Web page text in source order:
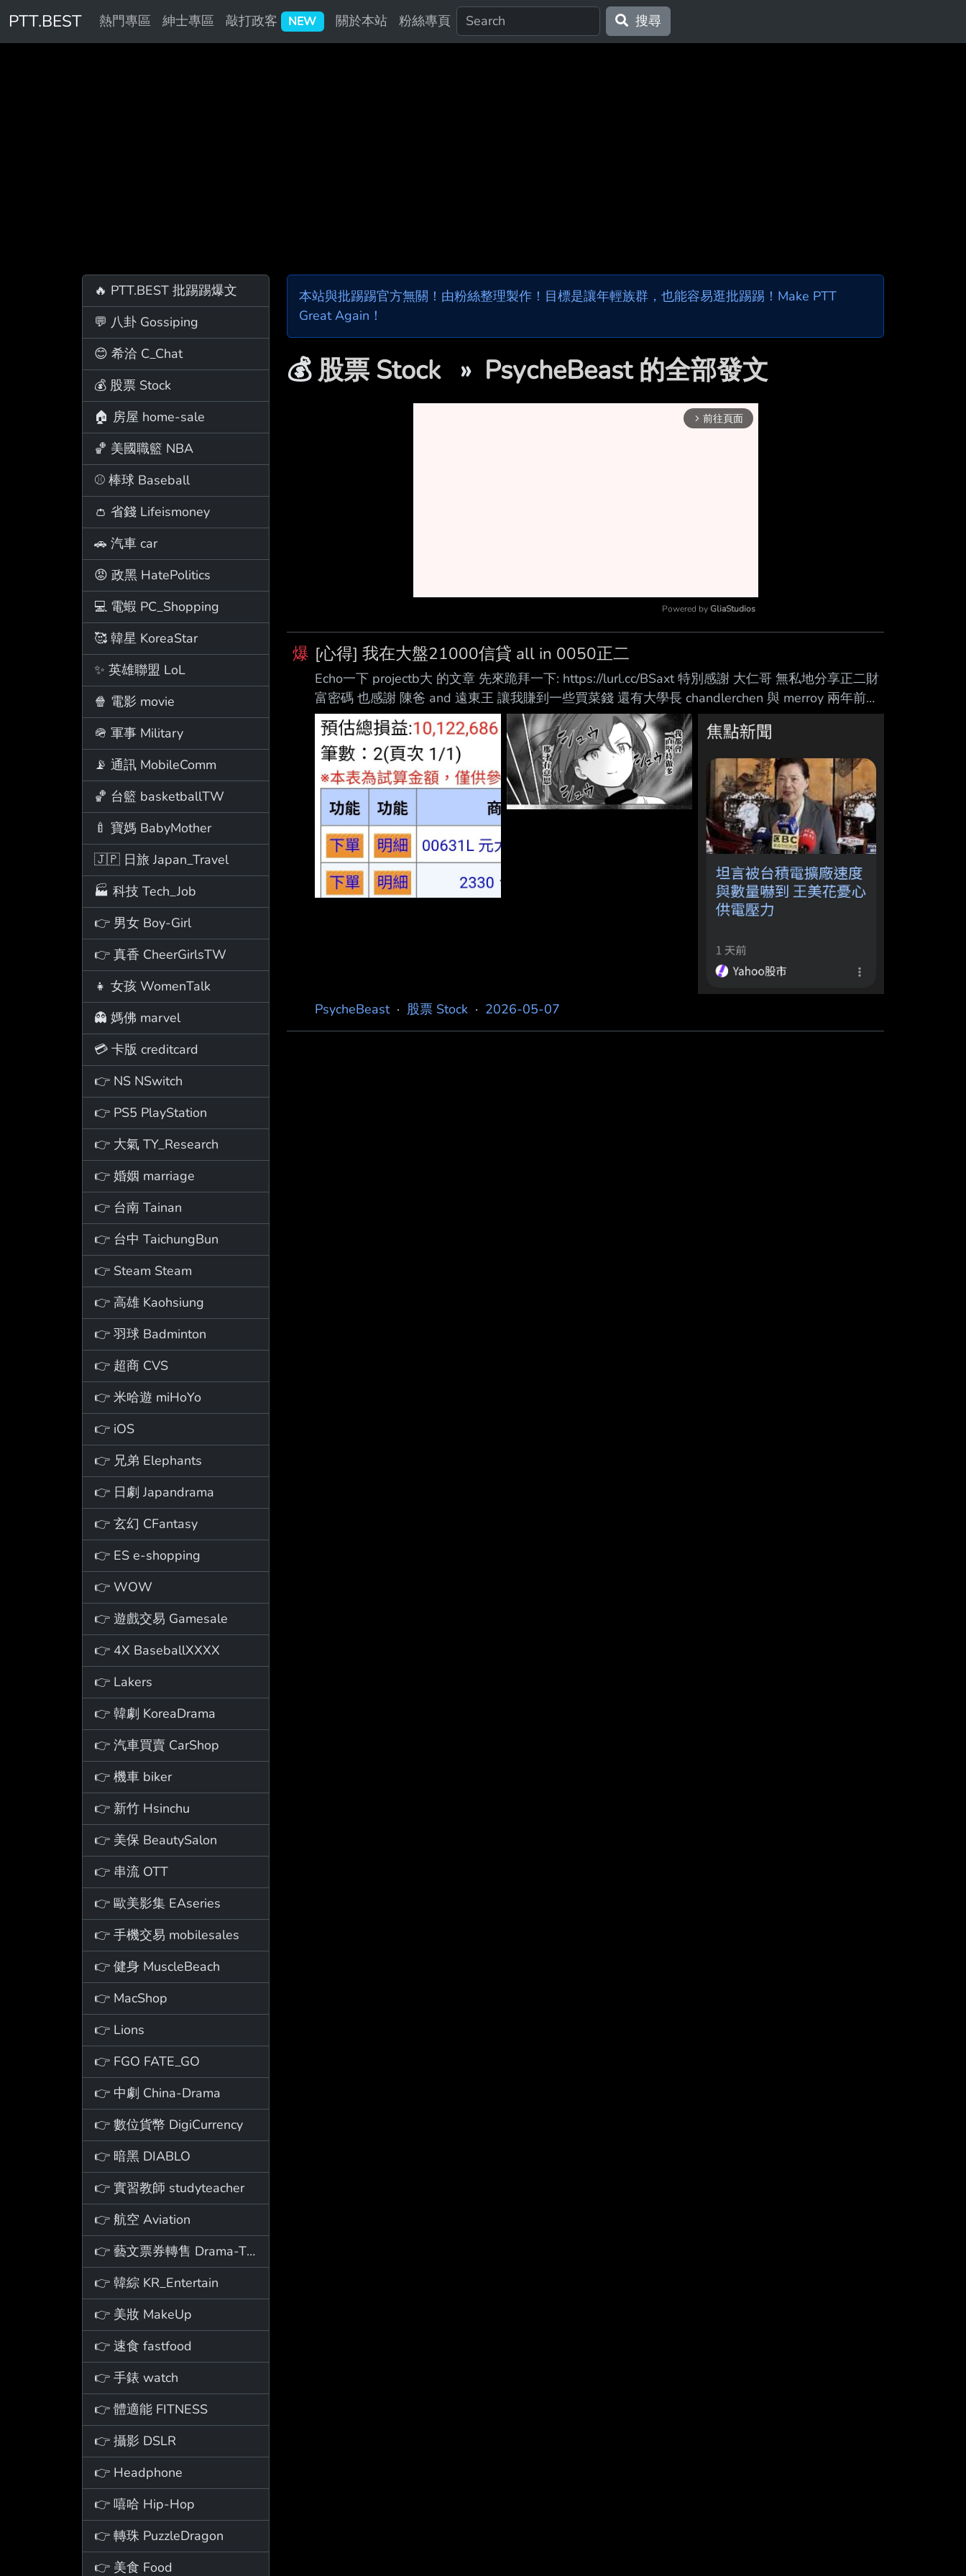
PTT.BEST 熱門專區 紳士專區 敲打政客 NEW 關於本站 粉絲專頁 搜尋
🔥 PTT.BEST 批踢踢爆文
💬 八卦 Gossiping
😊 希洽 C_Chat
💰 股票 Stock
🏠 房屋 home-sale
🏀 美國職籃 NBA
⚾ 棒球 Baseball
👛 省錢 Lifeismoney
🚗 汽車 car
😡 政黑 HatePolitics
💻 電蝦 PC_Shopping
🥰 韓星 KoreaStar
✨ 英雄聯盟 LoL
🍿 電影 movie
🪖 軍事 Military
📡 通訊 MobileComm
🏀 台籃 basketballTW
🍼 寶媽 BabyMother
🇯🇵 日旅 Japan_Travel
🏭 科技 Tech_Job
👉 男女 Boy-Girl
👉 真香 CheerGirlsTW
👧 女孩 WomenTalk
👻 媽佛 marvel
💳 卡版 creditcard
👉 NS NSwitch
👉 PS5 PlayStation
👉 大氣 TY_Research
👉 婚姻 marriage
👉 台南 Tainan
👉 台中 TaichungBun
👉 Steam Steam
👉 高雄 Kaohsiung
👉 羽球 Badminton
👉 超商 CVS
👉 米哈遊 miHoYo
👉 iOS
👉 兄弟 Elephants
👉 日劇 Japandrama
👉 玄幻 CFantasy
👉 ES e-shopping
👉 WOW
👉 遊戲交易 Gamesale
👉 4X BaseballXXXX
👉 Lakers
👉 韓劇 KoreaDrama
👉 汽車買賣 CarShop
👉 機車 biker
👉 新竹 Hsinchu
👉 美保 BeautySalon
👉 串流 OTT
👉 歐美影集 EAseries
👉 手機交易 mobilesales
👉 健身 MuscleBeach
👉 MacShop
👉 Lions
👉 FGO FATE_GO
👉 中劇 China-Drama
👉 數位貨幣 DigiCurrency
👉 暗黑 DIABLO
👉 實習教師 studyteacher
👉 航空 Aviation
👉 藝文票券轉售 Drama-Ticket
👉 韓綜 KR_Entertain
👉 美妝 MakeUp
👉 速食 fastfood
👉 手錶 watch
👉 體適能 FITNESS
👉 攝影 DSLR
👉 Headphone
👉 嘻哈 Hip-Hop
👉 轉珠 PuzzleDragon
👉 美食 Food
本站與批踢踢官方無關！由粉絲整理製作！目標是讓年輕族群，也能容易逛批踢踢！Make PTT
Great Again！
💰股票 Stock » PsycheBeast 的全部發文
arrow_forward_ios 前往頁面
Powered by GliaStudios
爆 [心得] 我在大盤21000信貸 all in 0050正二
Echo一下 projectb大 的文章 先來跪拜一下: https://lurl.cc/BSaxt 特別感謝 大仁哥 無私地分享正二財
富密碼 也感謝 陳爸 and 遠東王 讓我賺到一些買菜錢 還有大學長 chandlerchen 與 merroy 兩年前特
地寫信來幫我加持信心 其他前輩也很感恩,就不一一列出 ---- https://lurl.cc/w3ySgH 小妹在
2024/5/18發文詢問後 在下方被酸爆罵爆 但我也確實在21000點all in正二了 這兩年間真的發生很多
意想不到的事 原本以為自
PsycheBeast· 股票 Stock · 2026-05-07